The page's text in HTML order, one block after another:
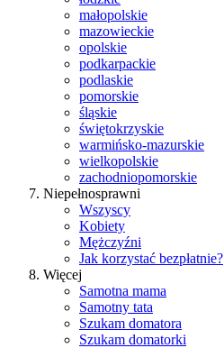
małopolskie
mazowieckie
opolskie
podkarpackie
podlaskie
pomorskie
śląskie
świętokrzyskie
warmińsko-mazurskie
wielkopolskie
zachodniopomorskie
Niepełnosprawni
Wszyscy
Kobiety
Mężczyźni
Jak korzystać bezpłatnie?
Więcej
Samotna mama
Samotny tata
Szukam domatora
Szukam domatorki